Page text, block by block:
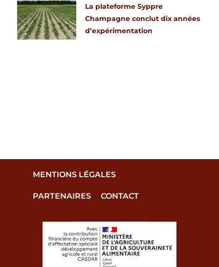
La plateforme Syppre
Champagne conclut dix années
d’expérimentation
MENTIONS LÉGALES
PARTENAIRES CONTACT